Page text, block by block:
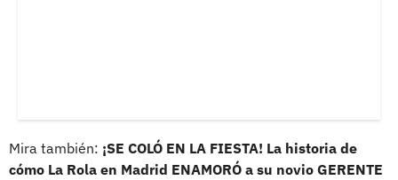
Mira también: ¡SE COLÓ EN LA FIESTA! La historia de
cómo La Rola en Madrid ENAMORÓ a su novio GERENTE